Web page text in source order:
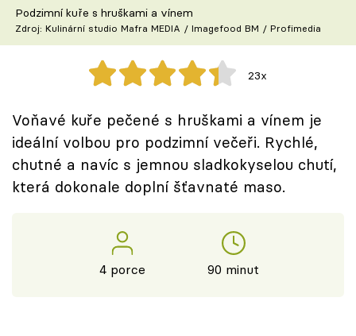
Speciál: Cuketa
Těhotnej kuchař
Přihlášení
Podzimní kuře s hruškami a vínem
Zdroj: Kulinární studio Mafra MEDIA / Imagefood BM / Profimedia
23x
Voňavé kuře pečené s hruškami a vínem je
ideální volbou pro podzimní večeři. Rychlé,
chutné a navíc s jemnou sladkokyselou chutí,
která dokonale doplní šťavnaté maso.
4 porce 90 minut